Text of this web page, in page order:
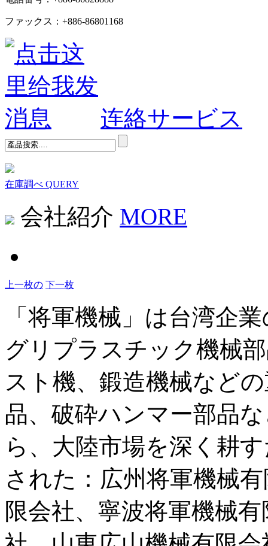
ファックス：+886-86801168
连絡サービス
在庫調べ QUERY
会社紹介 MORE
上一枚の 下一枚
「将軍機械」は台湾企
グリプラスチック機械
スト機、鍛造機械など
品、破砕ハンマー部品
ら、大陸市場を深く耕
された：広州将軍機械
限会社、寧波将軍機械